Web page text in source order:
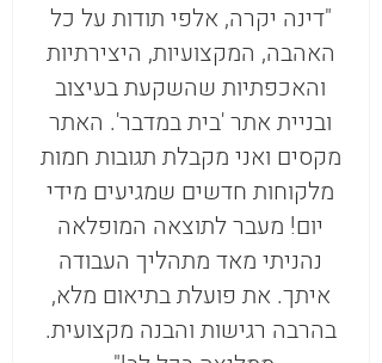
"דינה יקרה, אלפי תודות על כל
האהבה, המקצועיות, היצירתיות
והאכפתיות שהשקעת בעיצוב
ובניית אתר 'בית במדבר'. האתר
מקסים ואני מקבלת תגובות חמות
מלקוחות חדשים שמגיעים מידי
יום! מעבר לתוצאה המופלאה
נהניתי מאד מתהליך העבודה
איתך. את פועלת בתיאום מלא,
בהרבה רגישות והבנה מקצועית.